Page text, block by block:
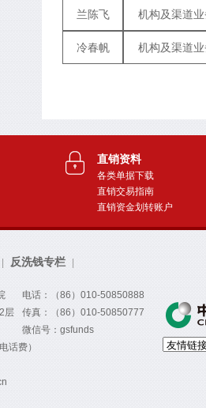
兰陈飞 机构及渠道
冷春帆 机构及渠道
直销资料
各类单据下载
直销交易指南
直销资金划转账户
反洗钱专栏
层
电话：（86）010-50850888
传真：（86）010-50850777
微信号：gsfunds
话费）